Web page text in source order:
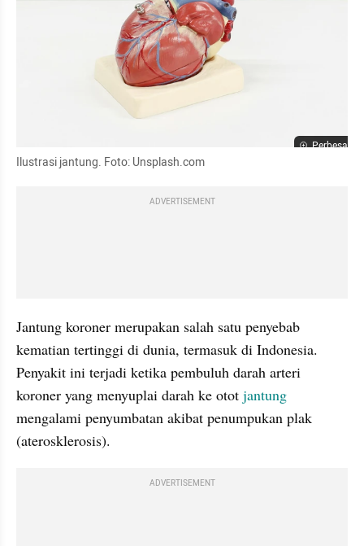
Perbesar
Ilustrasi jantung. Foto: Unsplash.com
ADVERTISEMENT
Jantung koroner merupakan salah satu penyebab
kematian tertinggi di dunia, termasuk di Indonesia.
Penyakit ini terjadi ketika pembuluh darah arteri
koroner yang menyuplai darah ke otot jantung
mengalami penyumbatan akibat penumpukan plak
(aterosklerosis).
ADVERTISEMENT